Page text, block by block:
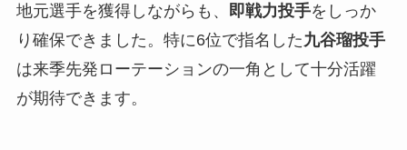
地元選手を獲得しながらも、 即戦力投手をしっか
り確保できました。特に6位で指名した九谷瑠投手
は来季先発ローテーションの一角として十分活躍
が期待できます。